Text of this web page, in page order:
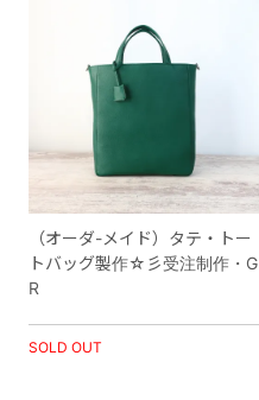
（オーダ-メイド）タテ・トー
トバッグ製作☆彡受注制作・G
R
SOLD OUT